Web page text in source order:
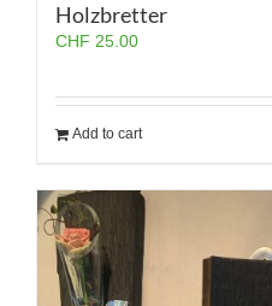
Holzbretter
CHF 25.00
Add to cart